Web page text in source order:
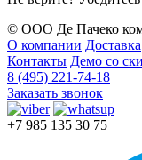
© ООО Де Пачеко
О компании Доставка
Контакты Демо со
8 (495) 221-74-18
Заказать звонок
+7 985 135 30 75